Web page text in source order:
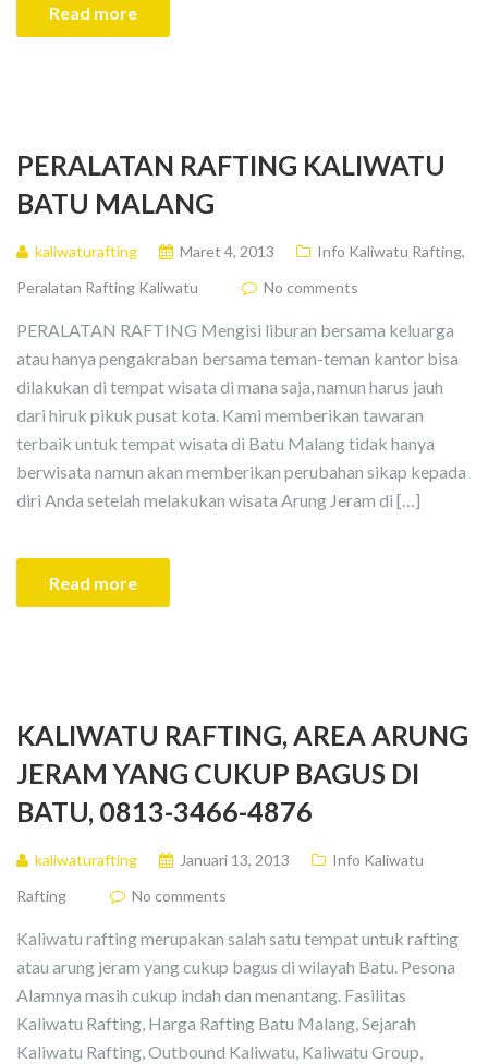
Read more
PERALATAN RAFTING KALIWATU
BATU MALANG
kaliwaturafting Maret 4, 2013 Info Kaliwatu Rafting,
Peralatan Rafting Kaliwatu
No comments
PERALATAN RAFTING Mengisi liburan bersama keluarga
atau hanya pengakraban bersama teman-teman kantor bisa
dilakukan di tempat wisata di mana saja, namun harus jauh
dari hiruk pikuk pusat kota. Kami memberikan tawaran
terbaik untuk tempat wisata di Batu Malang tidak hanya
berwisata namun akan memberikan perubahan sikap kepada
diri Anda setelah melakukan wisata Arung Jeram di […]
Read more
KALIWATU RAFTING, AREA ARUNG
JERAM YANG CUKUP BAGUS DI
BATU, 0813-3466-4876
kaliwaturafting Januari 13, 2013
Info Kaliwatu
Rafting
No comments
Kaliwatu rafting merupakan salah satu tempat untuk rafting
atau arung jeram yang cukup bagus di wilayah Batu. Pesona
Alamnya masih cukup indah dan menantang. Fasilitas
Kaliwatu Rafting, Harga Rafting Batu Malang, Sejarah
Kaliwatu Rafting, Outbound Kaliwatu, Kaliwatu Group,